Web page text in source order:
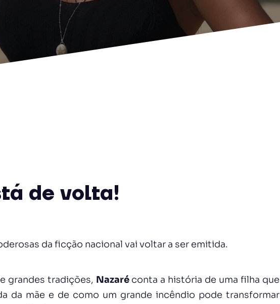
de volta!
da ficção nacional vai voltar a ser emitida.
grandes tradições, Nazaréconta a história de uma filha que
da mãe e de como um grande incêndio pode transformar